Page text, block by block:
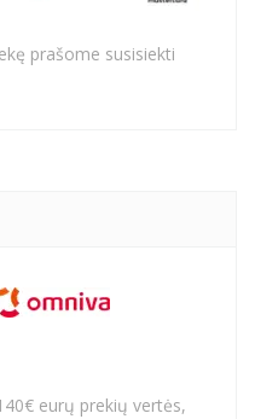
prašome susisiekti
eurų prekių vertės,